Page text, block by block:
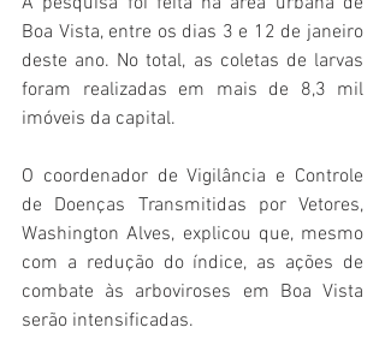
Boa Vista, entre os dias 3 e 12 de janeiro
deste ano. No total, as coletas de larvas
foram realizadas em mais de 8,3 mil
imóveis da capital.
O coordenador de Vigilância e Controle
de Doenças Transmitidas por Vetores,
Washington Alves, explicou que, mesmo
com a redução do índice, as ações de
combate às arboviroses em Boa Vista
serão intensificadas.